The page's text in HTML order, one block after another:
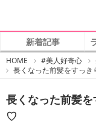
新着記事
HOME
オ
ト
子
#美人好奇心
長くなった前髪をすっ
長くなった前髪
♡